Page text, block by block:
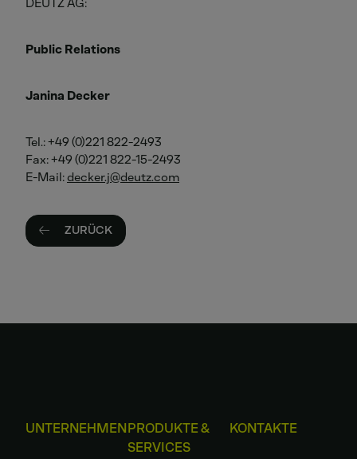
Public Relations
Janina Decker
Tel.: +49 (0)221 822-2493
Fax: +49 (0)221 822-15-2493
E-Mail:decker.j deutzcom
ZURÜCK
UNTERNEHMENPRODUKTE &
SERVICES
KONTAKTE